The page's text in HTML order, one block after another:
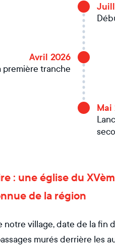
Avril 2026
première tranche
Mai
: une église du
de la région
village, date de la fin
murés derrière les